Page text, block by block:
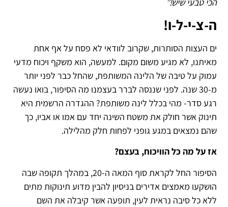
ה-צ-י-ל-ו!
ים העצות הסותרות, שקרוב לוודאי לא פסח על אף אחת
מאיתנו, לא מגיע משום מקום. למעשה, הוא משקף ויכוח מדעי
עמוק על טיבה של הלינה המשותפת, שהחל כבר לפני יותר
מ-30 שנה. לפני שננסה לברר בעצמנו מה הסיפור, בואו נעשה
רגע סדר- מהי בכלל לינה משותפת? ההגדרה הרשמית היא
תינוק אשר חולק את משטח השינה יחד עם אמו או אביו, כך
שהם נמצאים במגע גופני לפחות חלק מהלילה.
אז על מה כל הוויכוח, בעצם?
הסיפור החל לקראת סוף המאה ה-20, במהלך תקופה שבה
הושקעו מאמצים אדירים בניסיון להבין מדוע תינוקות מתים
ללא כל סיבה נראית לעין, תופעה אשר קיבלה את השם